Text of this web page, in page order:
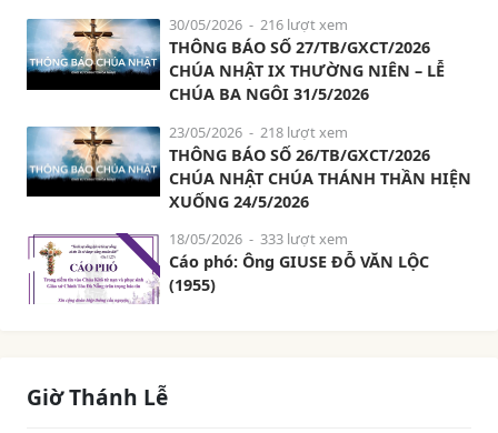
30/05/2026 - 216 lượt xem
THÔNG BÁO SỐ 27/TB/GXCT/2026
CHÚA NHẬT IX THƯỜNG NIÊN – LỄ
CHÚA BA NGÔI 31/5/2026
23/05/2026 - 218 lượt xem
THÔNG BÁO SỐ 26/TB/GXCT/2026
CHÚA NHẬT CHÚA THÁNH THẦN HIỆN
XUỐNG 24/5/2026
18/05/2026 - 333 lượt xem
Cáo phó: Ông GIUSE ĐỖ VĂN LỘC
(1955)
Giờ Thánh Lễ